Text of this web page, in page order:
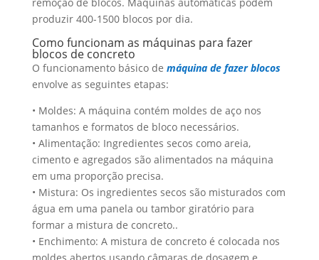
remoção de blocos. Máquinas automáticas podem
produzir 400-1500 blocos por dia.
Como funcionam as máquinas para fazer
blocos de concreto
O funcionamento básico de máquina de fazer blocos
envolve as seguintes etapas:
• Moldes: A máquina contém moldes de aço nos
tamanhos e formatos de bloco necessários.
• Alimentação: Ingredientes secos como areia,
cimento e agregados são alimentados na máquina
em uma proporção precisa.
• Mistura: Os ingredientes secos são misturados com
água em uma panela ou tambor giratório para
formar a mistura de concreto..
• Enchimento: A mistura de concreto é colocada nos